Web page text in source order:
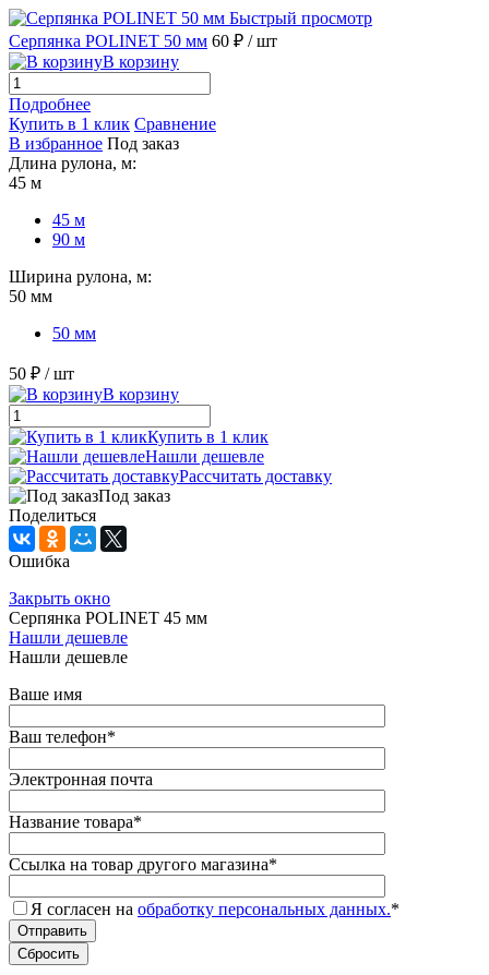
Быстрый просмотр
Серпянка POLINET 50 мм 60 ₽ / шт
В корзину
Подробнее
Купить в 1 клик Сравнение
В избранное Под заказ
Длина рулона, м:
45 м
45 м
90 м
Ширина рулона, м:
50 мм
50 мм
50 ₽ / шт
В корзину
Купить в 1 клик
Нашли дешевле
Рассчитать доставку
Под заказ
Поделиться
Ошибка
Закрыть окно
Серпянка POLINET 45 мм
Нашли дешевле
Нашли дешевле
Ваше имя
Ваш телефон*
Электронная почта
Название товара*
Ссылка на товар другого магазина*
Я согласен на обработку персональных данных.*